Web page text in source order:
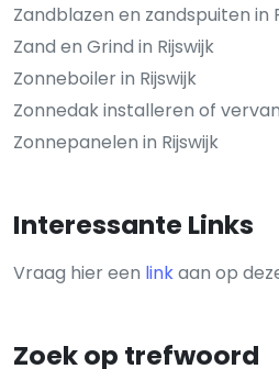
Zandblazen en zandspuiten in
Zand en Grind in Rijswijk
Zonneboiler in Rijswijk
Zonnedak installeren of
Zonnepanelen in Rijswijk
Interessante Links
Vraag hier een linkaan op
Zoek op trefwoord